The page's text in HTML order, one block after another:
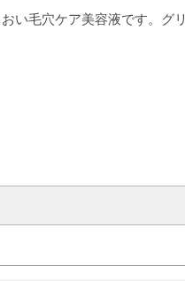
い毛穴ケア美容液です。グリ